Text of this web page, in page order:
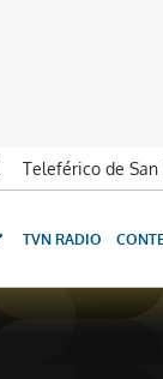
Teleférico de
TVN RADIO